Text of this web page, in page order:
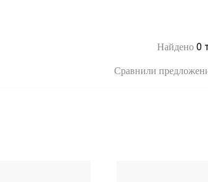
Найдено 0
Сравнили